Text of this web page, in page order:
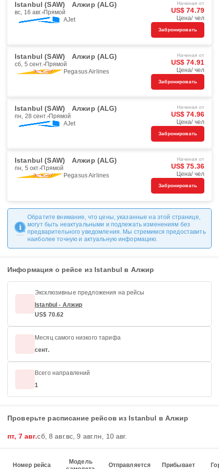
Istanbul (SAW) Алжир (ALG)
вс, 16 авг. Прямой
AJet
Начиная от
US$ 74.79
Цена/ чел
Забронировать
Istanbul (SAW) Алжир (ALG)
сб, 5 сент. Прямой
Pegasus Airlines
Начиная от
US$ 74.91
Цена/ чел
Забронировать
Istanbul (SAW) Алжир (ALG)
пн, 28 сент. Прямой
AJet
Начиная от
US$ 74.96
Цена/ чел
Забронировать
Istanbul (SAW) Алжир (ALG)
пн, 5 окт. Прямой
Pegasus Airlines
Начиная от
US$ 75.36
Цена/ чел
Забронировать
Обратите внимание, что цены, указанные на этой странице,
могут быть неактуальными и подлежать изменениям без
предварительного уведомления. Мы стремимся предоставить
наиболее точную и актуальную информацию.
Информация о рейсе из Istanbul в Алжир
Эксклюзивные предложения на рейсы
Istanbul - Алжир
US$ 70.62
Месяц самого низкого тарифа
сент.
Всего направлений
1
Проверьте расписание рейсов из Istanbul в Алжир
пт, 7 авг.сб, 8 авг.вс, 9 авг.пн, 10 авг.
Номер рейса
Модель
Отправляется Прибывает